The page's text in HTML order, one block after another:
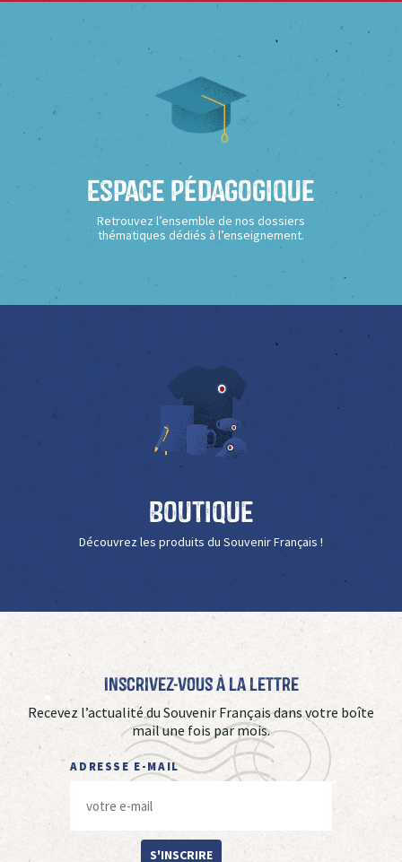
Espace Pédagogique
Retrouvez l’ensemble de nos dossiers
thématiques dédiés à l’enseignement.
Boutique
Découvrez les produits du Souvenir Français !
Inscrivez-vous à La Lettre
Recevez l’actualité du Souvenir Français dans votre boîte
mail une fois par mois.
ADRESSE E-MAIL
S'INSCRIRE